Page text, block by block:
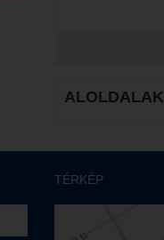
ALOLDALAK
TÉRKÉP